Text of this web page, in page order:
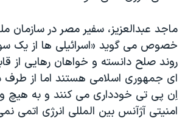
ماجد عبدالعزيز، سفير مصر در سازمان
خصوص می گويد «اسرائيلی ها از يک
روند صلح دانسته و خواهان رهايی از
ای جمهوری اسلامی هستند اما از طرف
اِن پی تی خودداری می کنند و به هيچ
امنيتی آژآنس بين المللی انرژی اتمی